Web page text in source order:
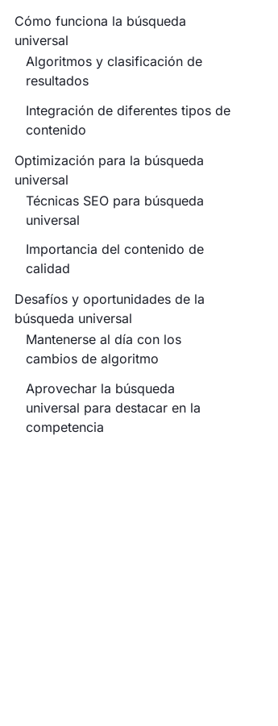
Cómo funciona la búsqueda
universal
Algoritmos y clasificación de
resultados
Integración de diferentes tipos de
contenido
Optimización para la búsqueda
universal
Técnicas SEO para búsqueda
universal
Importancia del contenido de
calidad
Desafíos y oportunidades de la
búsqueda universal
Mantenerse al día con los
cambios de algoritmo
Aprovechar la búsqueda
universal para destacar en la
competencia